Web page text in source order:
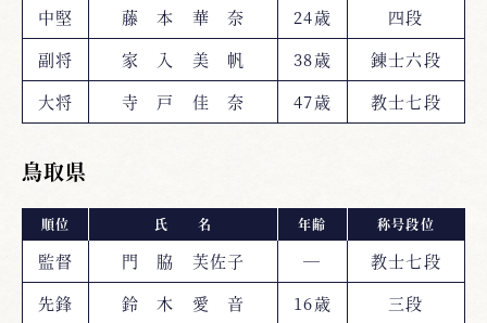
中堅
藤 本 華 奈 24歳
四段
副将
家 入 美 帆 38歳
錬士六段
大将
寺 戸 佳 奈 47歳 教士七段
鳥取県
順位 氏 名 年齢 称号段位
監督 門 脇 芙佐子 ―
教士七段
先鋒
鈴 木 愛 音 16歳
三段